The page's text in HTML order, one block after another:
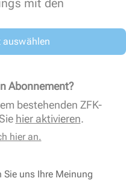
mit den
auswählen
Abonnement?
bestehenden ZFK-
hier aktivieren.
hier an.
Sie uns Ihre Meinung